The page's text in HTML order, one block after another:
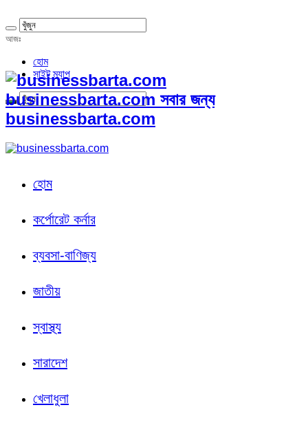
আজঃ
হোম
সাইট ম্যাপ
businessbarta.com সবার জন্য
businessbarta.com
হোম
কর্পোরেট কর্নার
ব্যবসা-বাণিজ্য
জাতীয়
স্বাস্থ্য
সারাদেশ
খেলাধুলা